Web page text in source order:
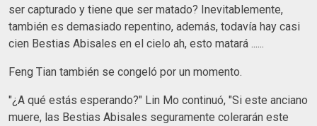
ser capturado y tiene que ser matado? Inevitablemente,
también es demasiado repentino, además, todavía hay casi
cien Bestias Abisales en el cielo ah, esto matará ......
Feng Tian también se congeló por un momento.
"¿A qué estás esperando?" Lin Mo continuó, "Si este anciano
muere, las Bestias Abisales seguramente colerarán este